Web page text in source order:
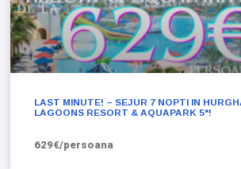
LAST MINUTE! – SEJUR 7 NOPTI IN
LAGOONS RESORT & AQUAPARK 5*!
629€/persoana